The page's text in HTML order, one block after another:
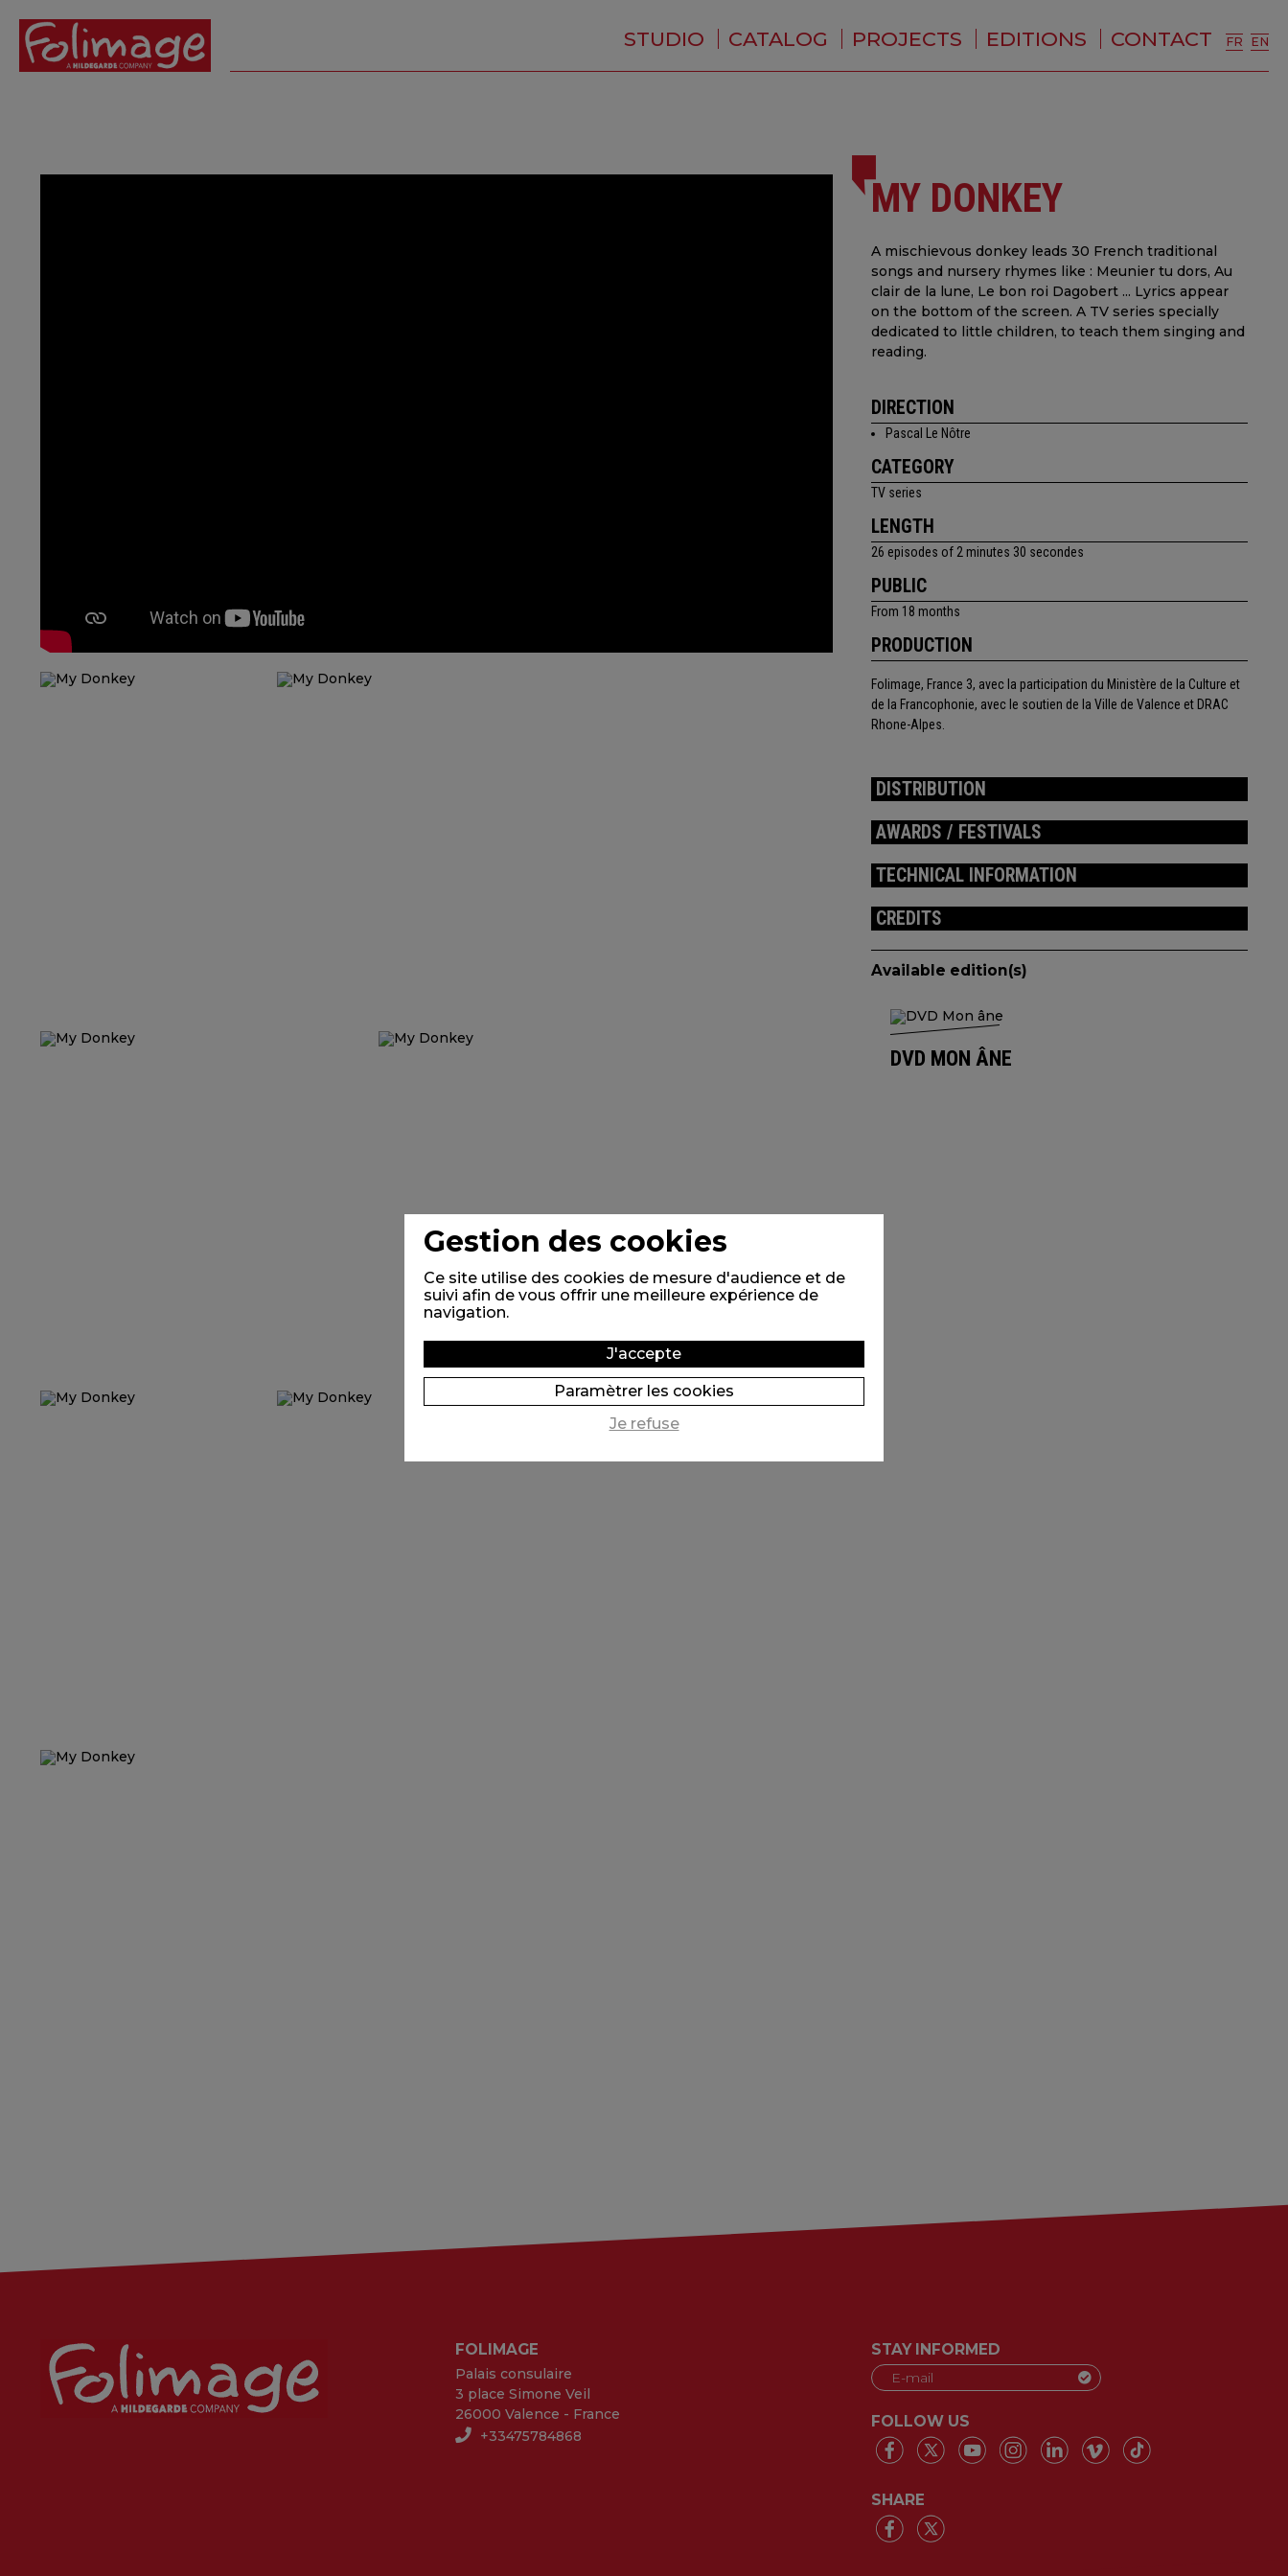
STUDIO
WHO ARE WE ?
CATALOG PROJECTS EDITIONS CONTACT FR EN
MY DONKEY
A mischievous donkey leads 30 French traditional
songs and nursery rhymes like : Meunier tu dors, Au
clair de la lune, Le bon roi Dagobert ... Lyrics appear
on the bottom of the screen. A TV series specially
dedicated to little children, to teach them singing and
reading.
DIRECTION
Pascal Le Nôtre
CATEGORY
TV series
LENGTH
26 episodes of 2 minutes 30 secondes
PUBLIC
From 18 months
PRODUCTION
Folimage, France 3, avec la participation du Ministère de la Culture et
de la Francophonie, avec le soutien de la Ville de Valence et DRAC
Rhone-Alpes.
DISTRIBUTION
AWARDS / FESTIVALS
TECHNICAL INFORMATION
CREDITS
Available edition(s)
DVD MON ÂNE
FOLIMAGE
Palais consulaire
3 place Simone Veil
26000 Valence - France
+33475784868
STAY INFORMED
FOLLOW US
SHARE
Gestion des cookies
Ce site utilise des cookies de mesure d'audience et de
suivi afin de vous offrir une meilleure expérience de
navigation.
J'accepte
Paramètrer les cookies
Je refuse